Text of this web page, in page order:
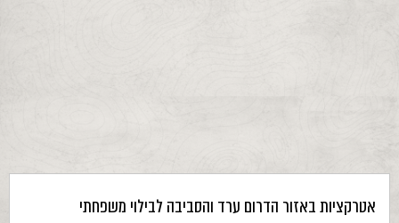
אטרקציות באזור הדרום ערד והסביבה לבילוי משפחתי